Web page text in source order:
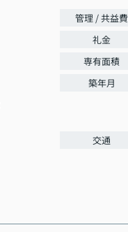
管理 / 共益費
礼金
専有面積
築年月
交通